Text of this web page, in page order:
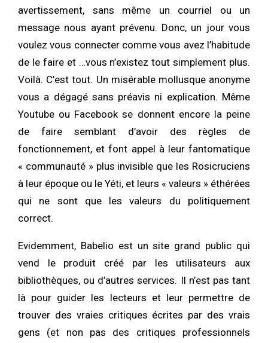
avertissement, sans même un courriel ou un
message nous ayant prévenu. Donc, un jour vous
voulez vous connecter comme vous avez l’habitude
de le faire et …vous n’existez tout simplement plus.
Voilà. C’est tout. Un misérable mollusque anonyme
vous a dégagé sans préavis ni explication. Même
Youtube ou Facebook se donnent encore la peine
de faire semblant d’avoir des règles de
fonctionnement, et font appel à leur fantomatique
« communauté » plus invisible que les Rosicruciens
à leur époque ou le Yéti, et leurs « valeurs » éthérées
qui ne sont que les valeurs du politiquement
correct.
Evidemment, Babelio est un site grand public qui
vend le produit créé par les utilisateurs aux
bibliothèques, ou d’autres services. Il n’est pas tant
là pour guider les lecteurs et leur permettre de
trouver des vraies critiques écrites par des vrais
gens (et non pas des critiques professionnels